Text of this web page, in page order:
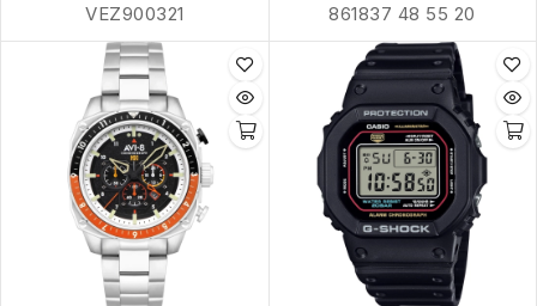
VEZ900321
861837 48 55 20